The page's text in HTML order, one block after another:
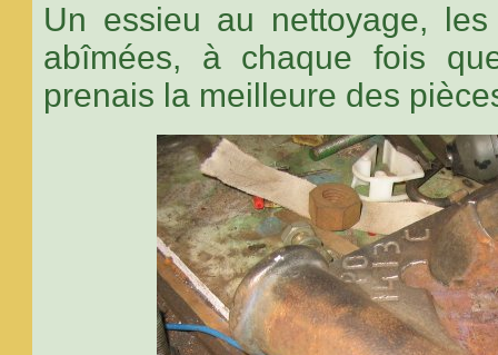
Un essieu au nettoyage,
abîmées, à chaque fois
prenais la meilleure des